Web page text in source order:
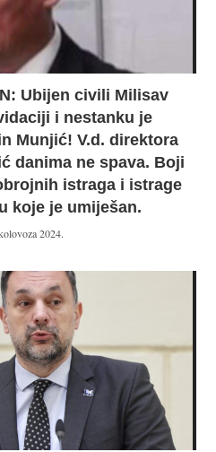
Ubijen civili Milisav
i nestanku je
Munjić! V.d. direktora
danima ne spava. Boji
istraga i istrage
koje je umiješan.
2024.